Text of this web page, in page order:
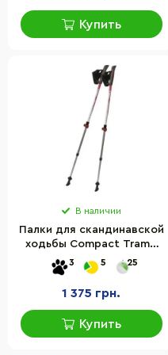
Купить
В наличии
Палки для скандинавской
ходьбы Compact Tramp
TRR-004
3 5 25
1 375 грн.
Купить